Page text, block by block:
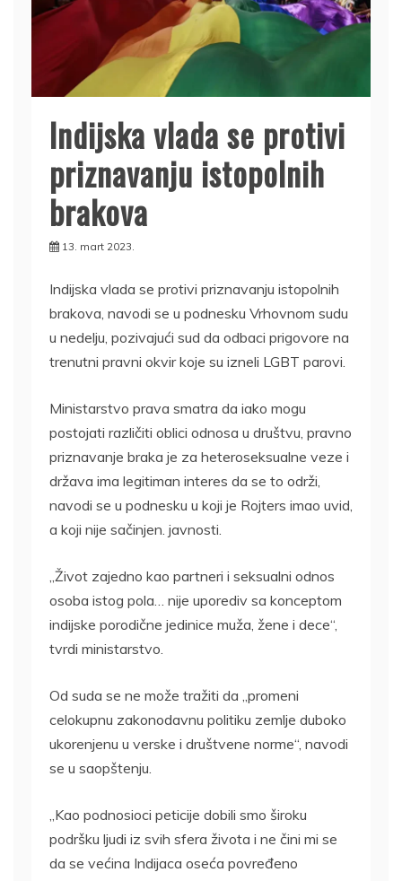
Indijska vlada se protivi
priznavanju istopolnih
brakova
13. mart 2023.
Indijska vlada se protivi priznavanju istopolnih
brakova, navodi se u podnesku Vrhovnom sudu
u nedelju, pozivajući sud da odbaci prigovore na
trenutni pravni okvir koje su izneli LGBT parovi.
Ministarstvo prava smatra da iako mogu
postojati različiti oblici odnosa u društvu, pravno
priznavanje braka je za heteroseksualne veze i
država ima legitiman interes da se to održi,
navodi se u podnesku u koji je Rojters imao uvid,
a koji nije sačinjen. javnosti.
„Život zajedno kao partneri i seksualni odnos
osoba istog pola… nije uporediv sa konceptom
indijske porodične jedinice muža, žene i dece“,
tvrdi ministarstvo.
Od suda se ne može tražiti da „promeni
celokupnu zakonodavnu politiku zemlje duboko
ukorenjenu u verske i društvene norme“, navodi
se u saopštenju.
„Kao podnosioci peticije dobili smo široku
podršku ljudi iz svih sfera života i ne čini mi se
da se većina Indijaca oseća povređeno